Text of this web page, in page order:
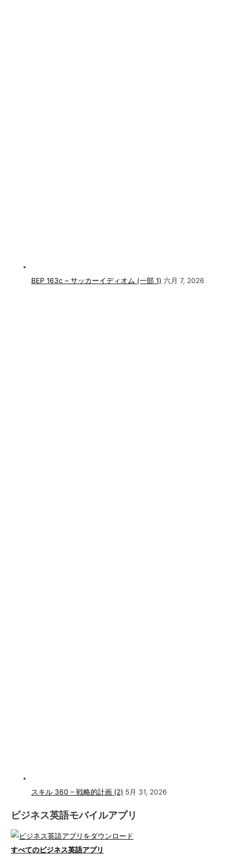
BEP 163c – サッカーイディオム (一部 1) 六月 7, 2026
スキル 360 – 戦略的計画 (2) 5月 31, 2026
ビジネス英語モバイルアプリ
すべてのビジネス英語アプリ